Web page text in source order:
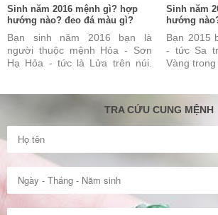
Sinh năm 2016 mệnh gì? hợp
hướng nào? đeo đá màu gì?
Bạn sinh năm 2016 bạn là
người thuộc mệnh Hỏa - Sơn
Hạ Hỏa - tức là Lửa trên núi.
Sinh năm
hướng
Bạn 2015
- tức Sa
Vàng
TRA CỨU CUNG MỆNH